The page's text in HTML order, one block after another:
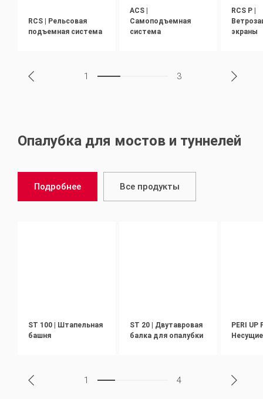
RCS | Рельсовая
подъемная система
ACS |
Самоподъемная
система
RCS P |
экраны
1 3
Опалубка для мостов и туннелей
Подробнее Все продукты
ST 100 | Штапельная
башня
ST 20 | Двутавровая
балка для опалубки
PERI UP
1 4